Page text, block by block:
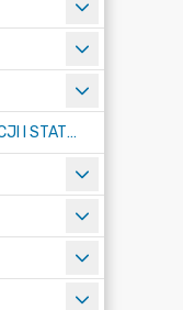
PODSTAWOWA KWOTA DOTACJI I STATYSTYCZNA LICZBA UCZNIÓW